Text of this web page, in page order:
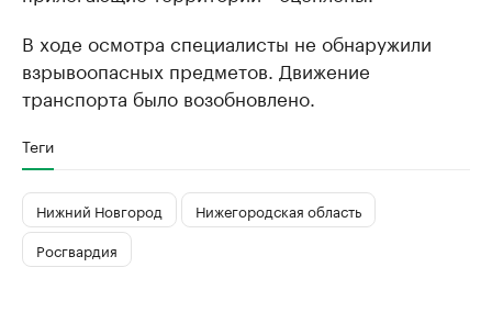
В ходе осмотра специалисты не обнаружили
взрывоопасных предметов. Движение
транспорта было возобновлено.
Теги
Нижний Новгород
Нижегородская область
Росгвардия